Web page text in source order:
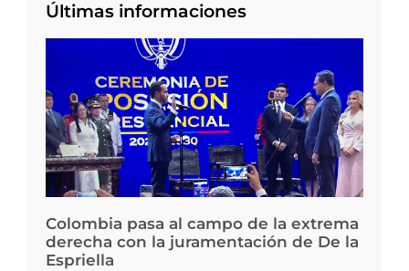
Últimas informaciones
Colombia pasa al campo de la extrema
derecha con la juramentación de De la
Espriella